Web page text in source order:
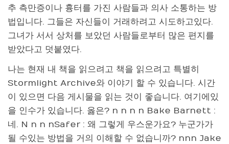
추 측만증이나 흉터를 가진 사람들과 의사 소통하는 방
법입니다. 그들은 자신들이 거래하려고 시도하고있다.
그녀가 서서 상처를 보았던 사람들로부터 많은 편지를
받았다고 덧붙였다.
나는 현재 내 책을 읽으려고 책을 읽으려고 특별히
Stormlight Archive와 이야기 할 수 있습니다. 시간
이 있으면 다음 게시물을 읽는 것이 좋습니다. 여기에있
을 인수가 있습니다. 옳은? n n n n Bake Barnett :
네. N n n nSafer : 왜 그렇게 우스운가요? 누군가가
될 수있는 방법을 거의 이해할 수 없습니까? nnn Jake